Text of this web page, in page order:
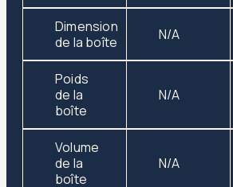
Dimension
de la boîte
N/A
Poids
de la
boîte
N/A
Volume
de la
boîte
N/A